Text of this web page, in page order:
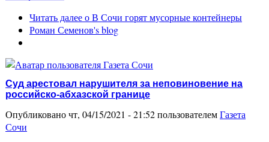
Читать далеео В Сочи горят мусорные контейнеры
Роман Семенов's blog
Суд арестовал нарушителя за неповиновение на
российско-абхазской границе
Опубликовано чт, 04/15/2021 - 21:52 пользователемГазета
Сочи